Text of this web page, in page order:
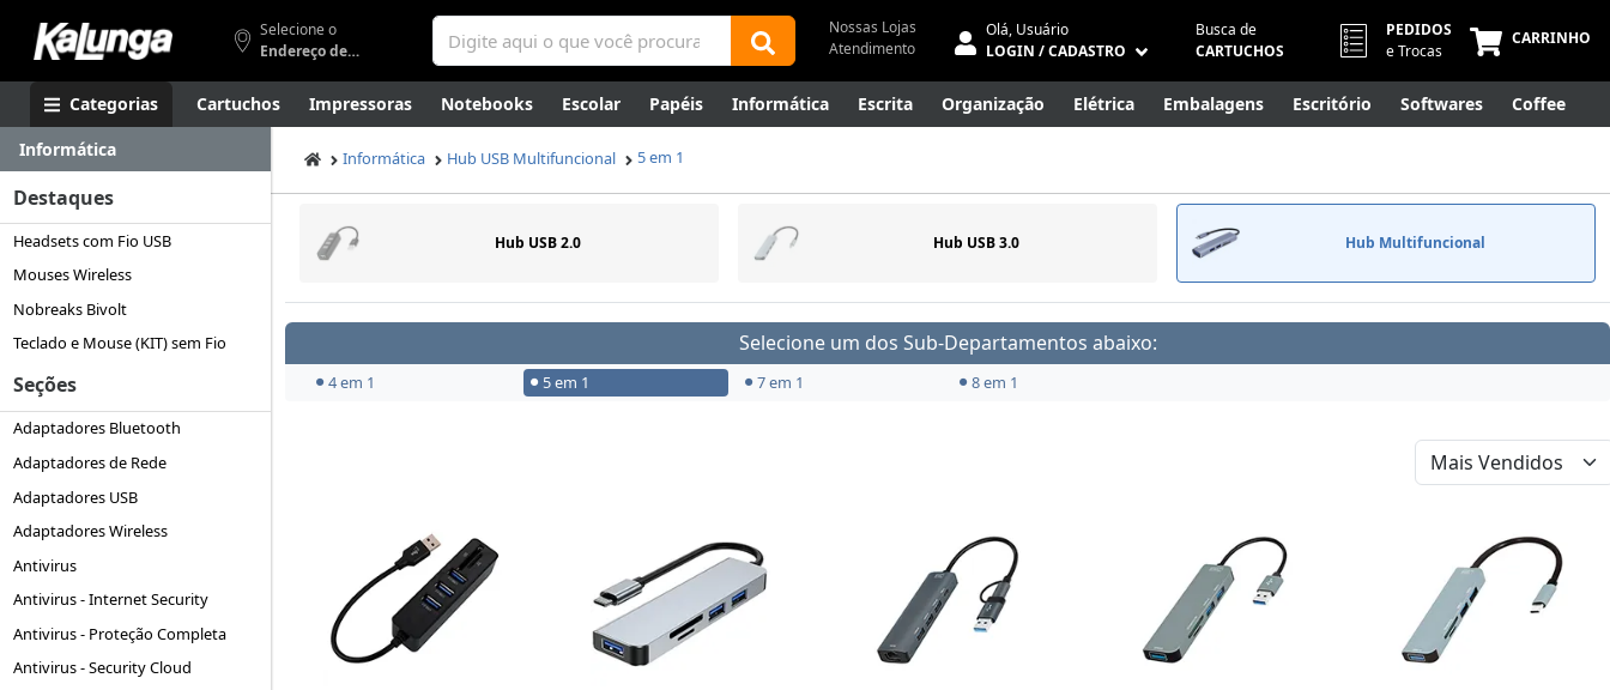
Selecione o
Endereço de entrega
Nossas Lojas
Atendimento
Olá, Usuário
LOGIN / CADASTRO
Busca de
CARTUCHOS
PEDIDOS
e Trocas
CARRINHO
Categorias Cartuchos Impressoras Notebooks Escolar Papéis Informática Escrita Organização Elétrica Embalagens Escritório Softwares Coffee
Apresentação Artes Gamers Higiene Mídias Envelopes
Canetas Luxo
Outlet
Informática
Destaques
Headsets com Fio USB
Mouses Wireless
Nobreaks Bivolt
Teclado e Mouse (KIT) sem Fio
Seções
Adaptadores Bluetooth
Adaptadores de Rede
Adaptadores USB
Adaptadores Wireless
Antivirus
Antivirus - Internet Security
Antivirus - Proteção Completa
Antivirus - Security Cloud
Informática Hub USB Multifuncional 5 em 1
Hub USB 2.0 Hub USB 3.0 Hub Multifuncional
Selecione um dos Sub-Departamentos abaixo:
4 em 1 5 em 1 7 em 1 8 em 1